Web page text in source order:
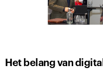
Het belang van